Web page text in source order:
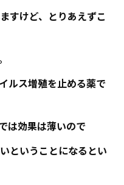
すけど、とりあえずこ
ルス増殖を止める薬で
は効果は薄いので
ということになるとい